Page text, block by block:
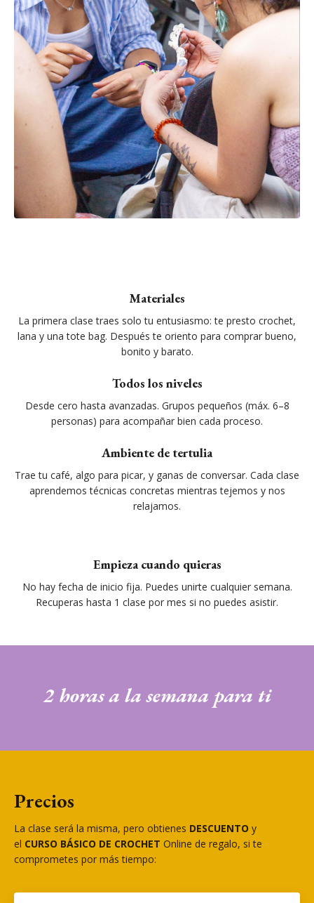
Materiales
La primera clase traes solo tu entusiasmo: te presto crochet,
lana y una tote bag. Después te oriento para comprar bueno,
bonito y barato.
Todos los niveles
Desde cero hasta avanzadas. Grupos pequeños (máx. 6–8
personas) para acompañar bien cada proceso.
Ambiente de tertulia
Trae tu café, algo para picar, y ganas de conversar. Cada clase
aprendemos técnicas concretas mientras tejemos y nos
relajamos.
Empieza cuando quieras
No hay fecha de inicio fija. Puedes unirte cualquier semana.
Recuperas hasta 1 clase por mes si no puedes asistir.
2 horas a la semana para ti
Precios
La clase será la misma, pero obtienes DESCUENTO y
el CURSO BÁSICO DE CROCHET Online de regalo, si te
comprometes por más tiempo: